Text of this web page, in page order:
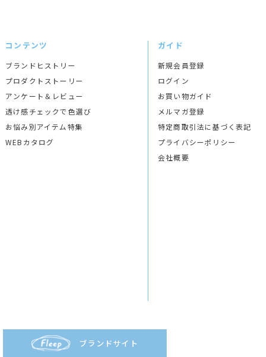
コンテンツ
ブランドヒストリー
プロダクトストーリー
アンケート＆レビュー
透け感チェックで色選び
お悩み別アイテム特集
WEBカタログ
ガイド
新規会員登録
ログイン
お買い物ガイド
メルマガ登録
特定商取引法に基づく表記
プライバシーポリシー
会社概要
ブランドサイト